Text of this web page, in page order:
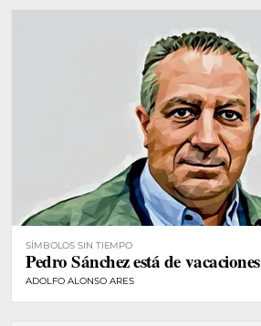
SÍMBOLOS SIN TIEMPO
Pedro Sánchez está de vacaciones
ADOLFO ALONSO ARES